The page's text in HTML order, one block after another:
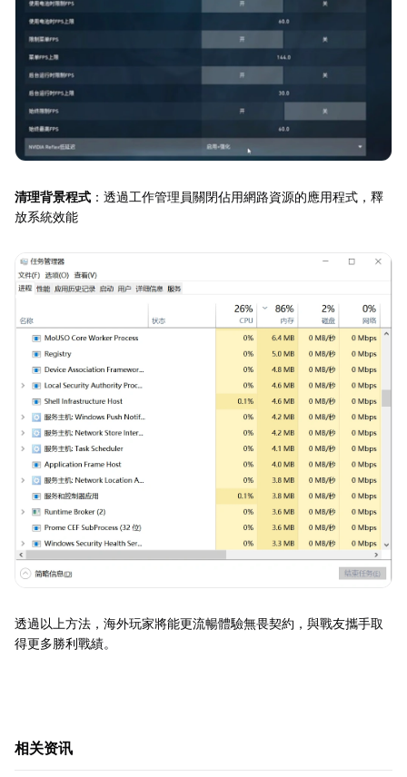
清理背景程式 ：透過工作管理員關閉佔用網路資源的應用程式，釋
放系統效能
透過以上方法，海外玩家將能更流暢體驗無畏契約，與戰友攜手取
得更多勝利戰績。
相关资讯